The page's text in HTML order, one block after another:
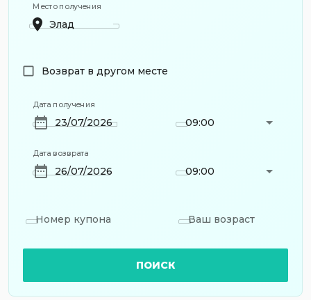
Место получения
Возврат в другом месте
Дата получения
09:00
Дата возврата
09:00
Номер купона Ваш возраст
ПОИСК